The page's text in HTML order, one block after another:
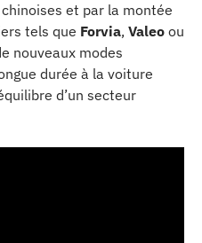
et par la montée
tels que Forvia, Valeo ou
nouveaux modes
durée à la voiture
d’un secteur